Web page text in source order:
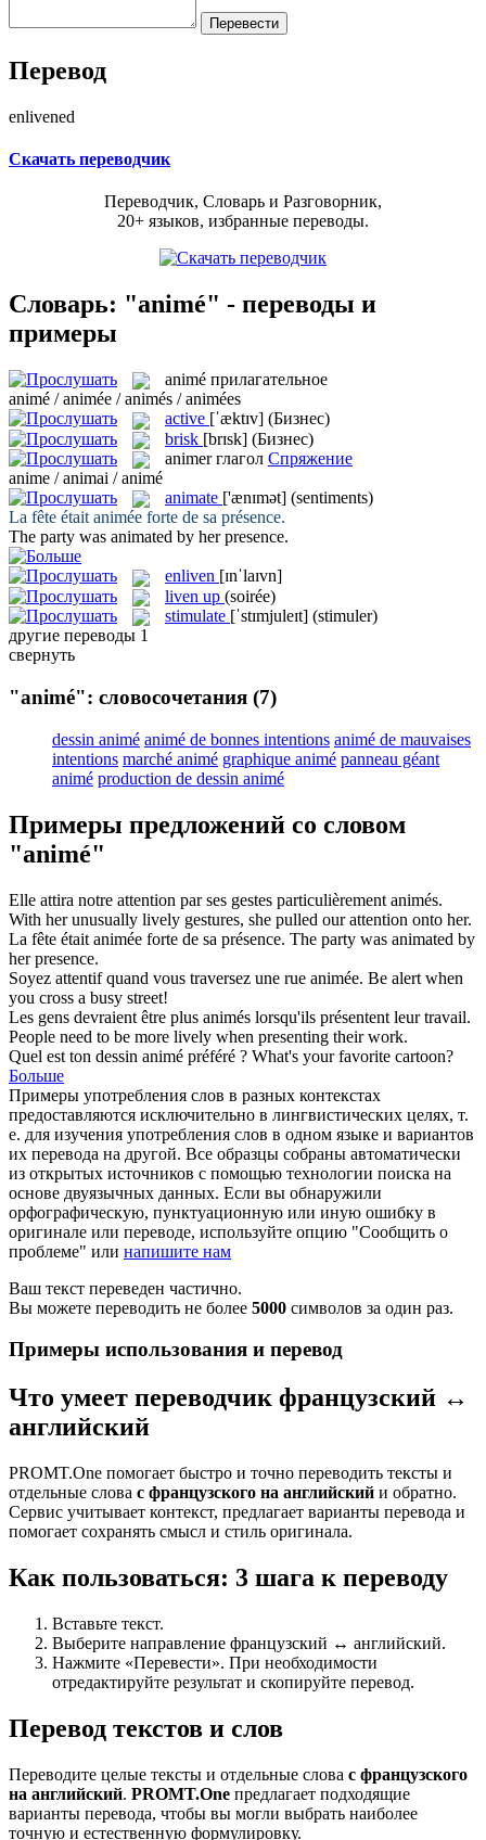
Перевод
enlivened
Скачать переводчик
Переводчик, Словарь и Разговорник,
20+ языков, избранные переводы.
Словарь: "animé" - переводы и
примеры
animé прилагательное
animé / animée / animés / animées
active [ˈæktɪv] (Бизнес)
brisk [brɪsk] (Бизнес)
animer глагол Спряжение
anime / animai / animé
animate ['ænɪmət] (sentiments)
La fête étaitanimée forte de sa présence.
The party was animated by her presence.
enliven [ɪnˈlaɪvn]
liven up (soirée)
stimulate [ˈstɪmjuleɪt] (stimuler)
другие переводы 1
свернуть
"animé": словосочетания (7)
dessin animé animé de bonnes intentions animé de mauvaises
intentions marché animé graphique animé panneau géant
animé production de dessin animé
Примеры предложений со словом
"animé"
Elle attira notre attention par ses gestes particulièrement animés.
With her unusually lively gestures, she pulled our attention onto her.
La fête était animée forte de sa présence. The party was animated by
her presence.
Soyez attentif quand vous traversez une rue animée. Be alert when
you cross a busy street!
Les gens devraient être plus animés lorsqu'ils présentent leur travail.
People need to be more lively when presenting their work.
Quel est ton dessin animé préféré ? What's your favorite cartoon?
Больше
Примеры употребления слов в разных контекстах
предоставляются исключительно в лингвистических целях, т.
е. для изучения употребления слов в одном языке и вариантов
их перевода на другой. Все образцы собраны автоматически
из открытых источников с помощью технологии поиска на
основе двуязычных данных. Если вы обнаружили
орфографическую, пунктуационную или иную ошибку в
оригинале или переводе, используйте опцию "Сообщить о
проблеме" или напишите нам
Ваш текст переведен частично.
Вы можете переводить не более 5000 символов за один раз.
Примеры использования и перевод
Что умеет переводчик французский ↔
английский
PROMT.One помогает быстро и точно переводить тексты и
отдельные слова с французского на английский и обратно.
Сервис учитывает контекст, предлагает варианты перевода и
помогает сохранять смысл и стиль оригинала.
Как пользоваться: 3 шага к переводу
Вставьте текст.
Выберите направление французский ↔ английский.
Нажмите «Перевести». При необходимости
отредактируйте результат и скопируйте перевод.
Перевод текстов и слов
Переводите целые тексты и отдельные слова с французского
на английский. PROMT.One предлагает подходящие
варианты перевода, чтобы вы могли выбрать наиболее
точную и естественную формулировку.